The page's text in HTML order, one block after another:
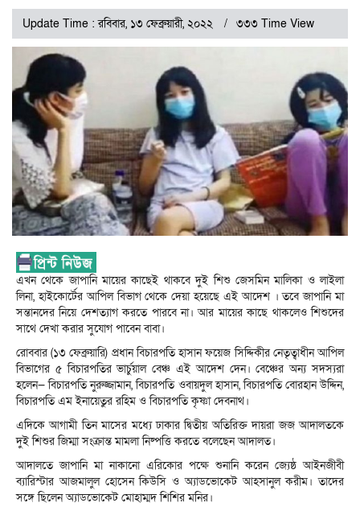
Update Time : রবিবার, ১৩ ফেব্রুয়ারী, ২০২২ ৩৩৩ Time View
এখন থেকে জাপানি মায়ের কাছেই থাকবে দুই শিশু জেসমিন মালিকা ও লাইলা
লিনা, হাইকোর্টের আপিল বিভাগ থেকে দেয়া হয়েছে এই আদেশ । তবে জাপানি মা
সন্তানদের নিয়ে দেশত্যাগ করতে পারবে না। আর মায়ের কাছে থাকলেও শিশুদের
সাথে দেখা করার সুযোগ পাবেন বাবা।
রোববার (১৩ ফেব্রুয়ারি) প্রধান বিচারপতি হাসান ফয়েজ সিদ্দিকীর নেতৃত্বাধীন আপিল
বিভাগের ৫ বিচারপতির ভার্চুয়াল বেঞ্চ এই আদেশ দেন। বেঞ্চের অন্য সদস্যরা
হলেন— বিচারপতি নুরুজ্জামান, বিচারপতি ওবায়দুল হাসান, বিচারপতি বোরহান উদ্দিন,
বিচারপতি এম ইনায়েতুর রহিম ও বিচারপতি কৃষ্ণা দেবনাথ।
এদিকে আগামী তিন মাসের মধ্যে ঢাকার দ্বিতীয় অতিরিক্ত দায়রা জজ আদালতকে
দুই শিশুর জিম্মা সংক্রান্ত মামলা নিষ্পত্তি করতে বলেছেন আদালত।
আদালতে জাপানি মা নাকানো এরিকোর পক্ষে শুনানি করেন জ্যেষ্ঠ আইনজীবী
ব্যারিস্টার আজমালুল হোসেন কিউসি ও অ্যাডভোকেট আহসানুল করীম। তাদের
সঙ্গে ছিলেন অ্যাডভোকেট মোহাম্মদ শিশির মনির।